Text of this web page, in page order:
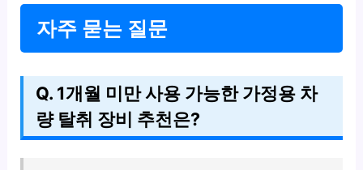
자주 묻는 질문
Q. 1개월 미만 사용 가능한 가정용 차
량 탈취 장비 추천은?